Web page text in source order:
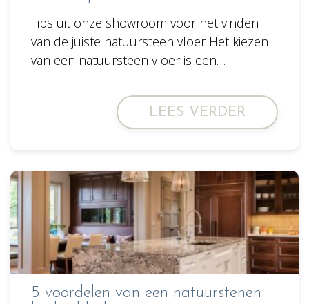
Tips uit onze showroom voor het vinden
van de juiste natuursteen vloer Het kiezen
van een natuursteen vloer is een…
LEES VERDER
5 voordelen van een natuurstenen